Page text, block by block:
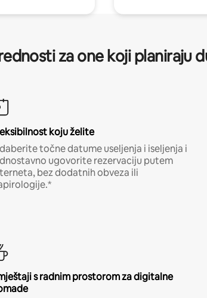
za one koji planiraju
koju želite
točne datume useljenja i iseljenja i
ugovorite rezervaciju putem
bez dodatnih obveza ili
s radnim prostorom za digitalne